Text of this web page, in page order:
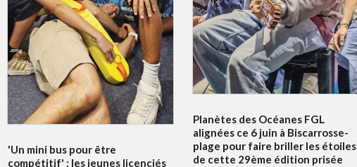
'Un mini bus pour être
compétitif' : les jeunes licenciés
Planètes des Océanes FGL
alignées ce 6 juin à Biscarrosse-
plage pour faire briller les étoiles
de cette 29ème édition prisée